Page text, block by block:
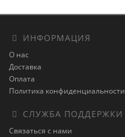
ИНФОРМАЦИЯ
О нас
Доставка
Оплата
Политика конфиденциальности
СЛУЖБА ПОДДЕРЖКИ
Связаться с нами